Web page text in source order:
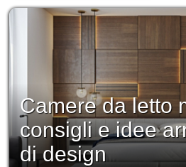
Camere da letto
consigli e idee
di design